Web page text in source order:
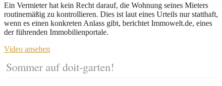
Ein Vermieter hat kein Recht darauf, die Wohnung seines Mieters
routinemäßig zu kontrollieren. Dies ist laut eines Urteils nur statthaft,
wenn es einen konkreten Anlass gibt, berichtet Immowelt.de, eines
der führenden Immobilienportale.
Video ansehen
Sommer auf doit-garten!